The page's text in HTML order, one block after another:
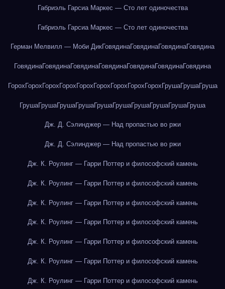
Габриэль Гарсиа Маркес — Сто лет одиночества
Габриэль Гарсиа Маркес — Сто лет одиночества
Герман Мелвилл — Моби ДикГовядинаГовядинаГовядинаГовядина
ГовядинаГовядинаГовядинаГовядинаГовядинаГовядинаГовядина
Горох Горох Горох Горох Горох Горох Горох Горох Горох ГрушаГрушаГруша
ГрушаГрушаГрушаГрушаГрушаГрушаГрушаГрушаГрушаГруша
Дж. Д. Сэлинджер — Над пропастью во ржи
Дж. Д. Сэлинджер — Над пропастью во ржи
Дж. К. Роулинг — Гарри Поттер и философский камень
Дж. К. Роулинг — Гарри Поттер и философский камень
Дж. К. Роулинг — Гарри Поттер и философский камень
Дж. К. Роулинг — Гарри Поттер и философский камень
Дж. К. Роулинг — Гарри Поттер и философский камень
Дж. К. Роулинг — Гарри Поттер и философский камень
Дж. К. Роулинг — Гарри Поттер и философский камень